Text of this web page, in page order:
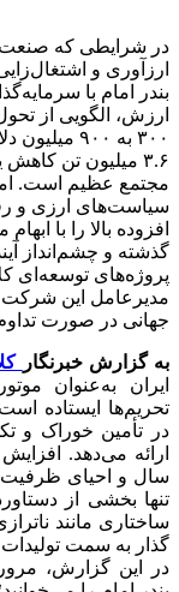
در شرایطی که صنعت
ارزآوری و
بندر امام با
ارزش، الگویی از
۳۰۰ به
۳.۶ میلیون تن
مجتمع عظیم است.
سیاست‌های ارزی و
افزوده بالا را با
گذشته و چشم‌انداز
پروژه‌های توسعه‌ای
مدیرعامل این شرکت
جهانی در صورت
به گزارش خبرنگار
ایران به‌عنوان
تحریم‌ها ایستاده
در تأمین خوراک و
تنها بخشی از
ساختاری مانند
گذار به سمت تولیدات
در این گزارش،